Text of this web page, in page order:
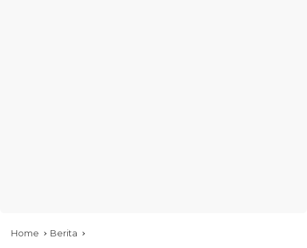
Home Berita